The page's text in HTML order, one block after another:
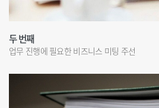
두 번째
업무 진행에 필요한 비즈니스 미팅 주선